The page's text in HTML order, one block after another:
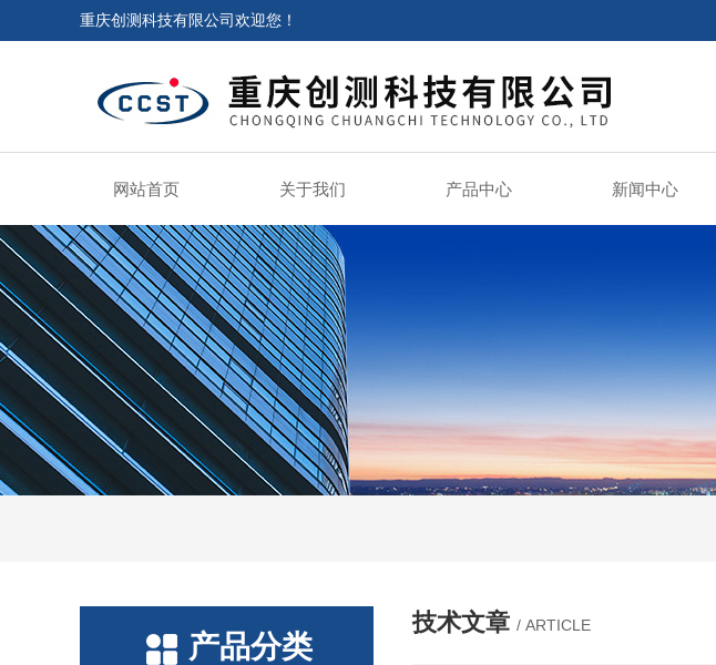
重庆创测科技有限公司欢迎您！
网站首页 关于我们 产品中心 新闻中心
产品分类
技术文章 / ARTICLE